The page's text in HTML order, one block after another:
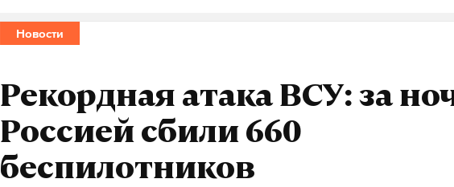
заявил ученый.
налета беспилотников за последние два года. Было сбито
Одно из попаданий пришлось на нефтеперерабатывающий
обломки БПЛА также упали на крышу ТЦ «Садовод».
Новости
Рекордная атака ВСУ: за
Россией сбили 660
беспилотников